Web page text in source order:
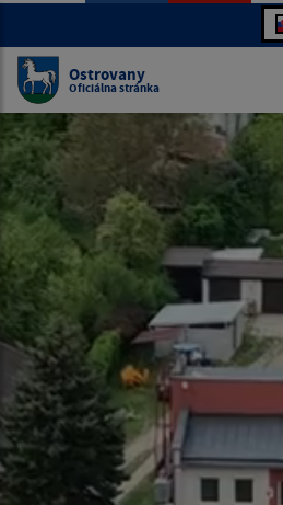
Ostrovany
Oficiálna stránka